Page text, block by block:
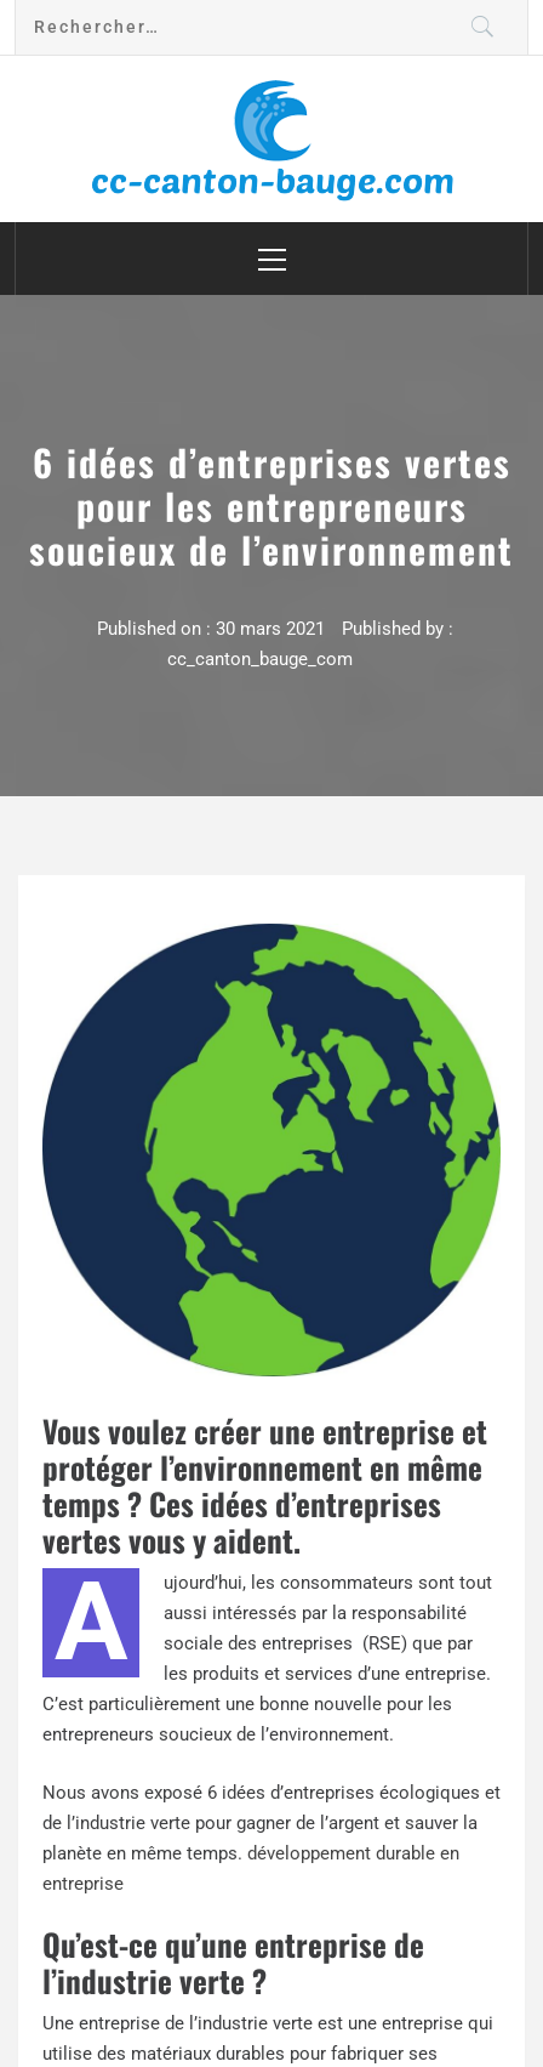
cc canton bauge
6 idées d’entreprises vertes
pour les entrepreneurs
soucieux de l’environnement
Published on : 30 mars 2021
Published by :
cc_canton_bauge_com
Vous voulez créer une entreprise et
protéger l’environnement en même
temps ? Ces idées d’entreprises
vertes vous y aident.
A
ujourd’hui, les consommateurs sont tout
aussi intéressés par la responsabilité
sociale des entreprises (RSE) que par
les produits et services d’une entreprise.
C’est particulièrement une bonne nouvelle pour les
entrepreneurs soucieux de l’environnement.
Nous avons exposé 6 idées d’entreprises écologiques et
de l’industrie verte pour gagner de l’argent et sauver la
planète en même temps. développement durable en
entreprise
Qu’est-ce qu’une entreprise de
l’industrie verte ?
Une entreprise de l’industrie verte est une entreprise qui
utilise des matériaux durables pour fabriquer ses